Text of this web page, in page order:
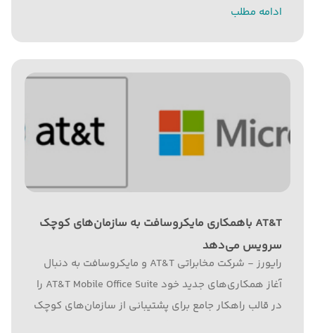
ادامه مطلب
AT&T باهمکاری مایکروسافت به سازمان‌های کوچک
سرویس می‌دهد
رایورز - شرکت مخابراتی AT&T و مایکروسافت به دنبال
آغاز همکاری‌های جدید خود AT&T Mobile Office Suite را
در قالب راهکار جامع برای پشتیبانی از سازمان‌های کوچک